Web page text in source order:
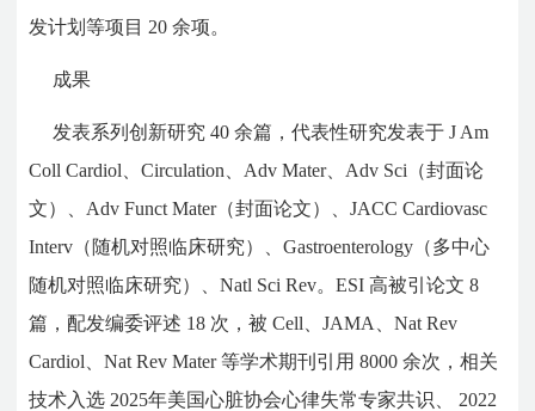
发计划等项目 20 余项。
成果
发表系列创新研究 40 余篇，代表性研究发表于 J Am
Coll Cardiol、Circulation、Adv Mater、Adv Sci（封面论
文）、Adv Funct Mater（封面论文）、JACC Cardiovasc
Interv（随机对照临床研究）、Gastroenterology（多中心
随机对照临床研究）、Natl Sci Rev。ESI 高被引论文 8
篇，配发编委评述 18 次，被 Cell、JAMA、Nat Rev
Cardiol、Nat Rev Mater 等学术期刊引用 8000 余次，相关
技术入选 2025年美国心脏协会心律失常专家共识、 2022